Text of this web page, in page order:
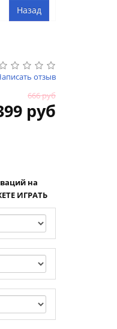
отзыв
666 руб
руб
на
ИГРАТЬ